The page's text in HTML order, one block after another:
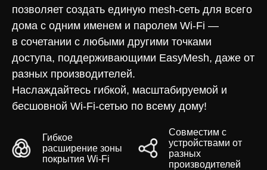
позволяет создать единую mesh-сеть для всего
дома с одним именем и паролем Wi-Fi —
в сочетании с любыми другими точками
доступа, поддерживающими EasyMesh, даже от
разных производителей.
Наслаждайтесь гибкой, масштабируемой и
бесшовной Wi-Fi-сетью по всему дому!
Гибкое
расширение зоны
покрытия Wi-Fi
Совместим с
устройствами от
разных
производителей